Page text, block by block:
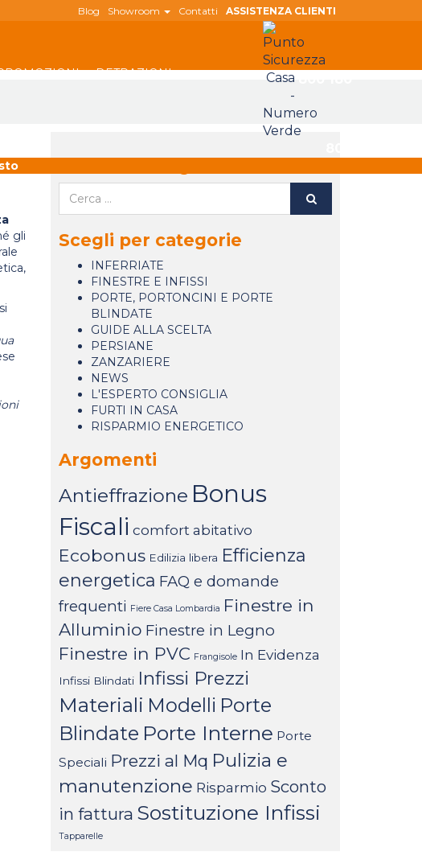
Blog Showroom Contatti ASSISTENZA CLIENTI
DETRAZIONI
gli
Scegli per categorie
INFERRIATE
FINESTRE E INFISSI
PORTE, PORTONCINI E PORTE
BLINDATE
GUIDE ALLA SCELTA
PERSIANE
ZANZARIERE
NEWS
L'ESPERTO CONSIGLIA
FURTI IN CASA
RISPARMIO ENERGETICO
Argomenti
Antieffrazione Bonus
Fiscali comfort abitativo
Ecobonus Edilizia libera Efficienza
energetica FAQ e domande
frequenti Fiere Casa Lombardia Finestre in
Alluminio Finestre in Legno
Finestre in PVC Frangisole In Evidenza
Infissi Blindati Infissi Prezzi
Materiali Modelli Porte
Blindate Porte Interne Porte
Speciali Prezzi al Mq Pulizia e
manutenzione Risparmio Sconto
in fattura Sostituzione Infissi
Tapparelle